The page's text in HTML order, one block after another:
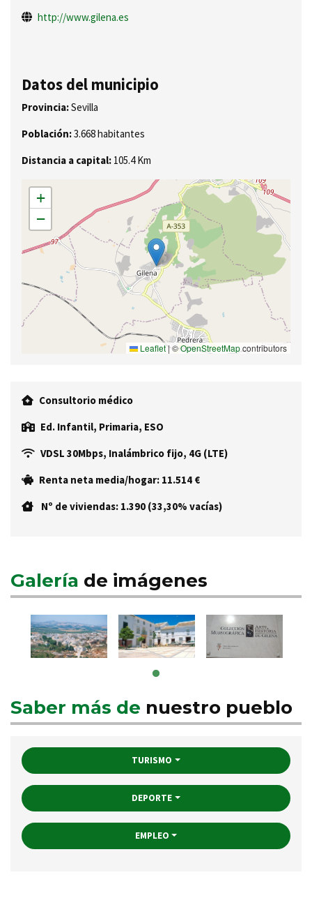
http://www.gilena.es
Datos del municipio
Provincia:Sevilla
Población:3.668 habitantes
Distancia a capital: 105.4 Km
+
−
Leaflet|©OpenStreetMapcontributors
Consultorio médico
Ed. Infantil, Primaria, ESO
VDSL 30Mbps, Inalámbrico fijo, 4G (LTE)
Renta neta media/hogar: 11.514 €
Nº de viviendas: 1.390 (33,30% vacías)
Galería de imágenes
Saber más de nuestro pueblo
TURISMO
DEPORTE
EMPLEO